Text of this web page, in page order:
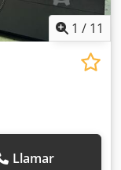
1 / 11
Llamar